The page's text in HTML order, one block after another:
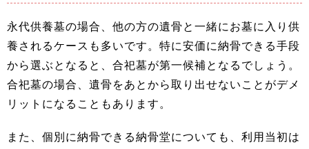
永代供養墓の場合、他の方の遺骨と一緒にお墓に入り供
養されるケースも多いです。特に安価に納骨できる手段
から選ぶとなると、合祀墓が第一候補となるでしょう。
合祀墓の場合、遺骨をあとから取り出せないことがデメ
リットになることもあります。
また、個別に納骨できる納骨堂についても、利用当初は